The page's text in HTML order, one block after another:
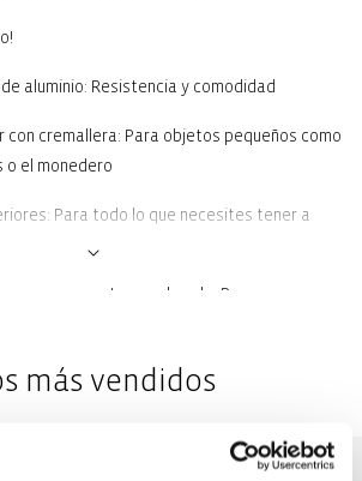
aluminio: Resistencia y comodidad
con cremallera: Para objetos pequeños como
o el monedero
Para todo lo que necesites tener a
para que no toque el suelo: Para una mayor
más vendidos